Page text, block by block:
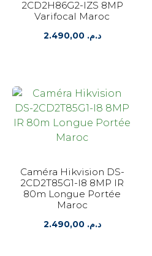
2CD2H86G2-IZS 8MP
Varifocal Maroc
د.م. 2.490,00
Caméra Hikvision DS-
2CD2T85G1-I8 8MP IR
80m Longue Portée
Maroc
د.م. 2.490,00